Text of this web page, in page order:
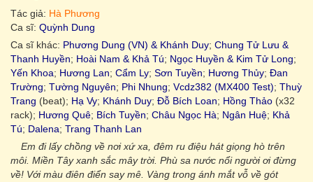
Tác giả: Hà Phương
Ca sĩ: Quỳnh Dung
Ca sĩ khác: Phương Dung (VN) & Khánh Duy; Chung Tử Lưu &
Thanh Huyền; Hoài Nam & Khả Tú; Ngọc Huyền & Kim Tử Long;
Yến Khoa; Hương Lan; Cẩm Ly; Sơn Tuyền; Hương Thủy; Đan
Trường; Tường Nguyên; Phi Nhung; Vcdz382 (MX400 Test); Thuỳ
Trang (beat); Hạ Vy; Khánh Duy; Đỗ Bích Loan; Hồng Thảo (x32
rack); Hương Quê; Bích Tuyền; Châu Ngọc Hà; Ngân Huệ; Khả
Tú; Dalena; Trang Thanh Lan
Em đi lấy chồng về nơi xứ xa, đêm ru điệu hát giọng hò trên
môi. Miền Tây xanh sắc mây trời. Phù sa nước nổi người ơi đừng
về! Với màu điên điển say mê. Vàng trong ánh mắt vỗ về gót